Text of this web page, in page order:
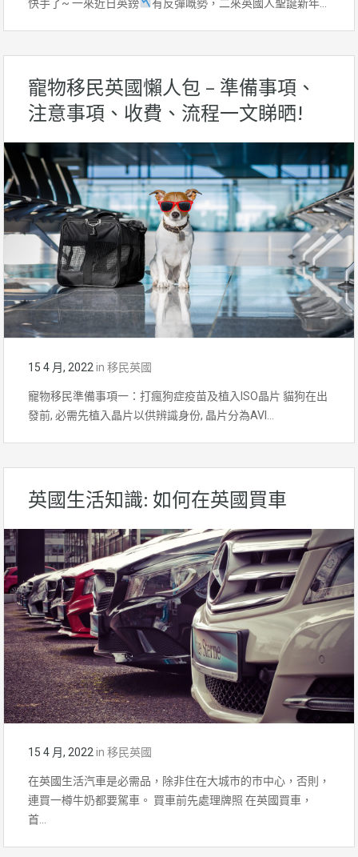
快手了~ 一來近日英鎊
有反彈嘅勢，二來英國人聖誕新年…
寵物移民英國懶人包 – 準備事項、
注意事項、收費、流程一文睇晒!
15 4 月, 2022in 移民英國
寵物移民準備事項一：打瘋狗症疫苗及植入ISO晶片 貓狗在出
發前, 必需先植入晶片以供辨識身份, 晶片分為AVI…
英國生活知識: 如何在英國買車
15 4 月, 2022 in 移民英國
在英國生活汽車是必需品，除非住在大城巿的巿中心，否則，
連買一樽牛奶都要駕車。 買車前先處理牌照 在英國買車，
首…